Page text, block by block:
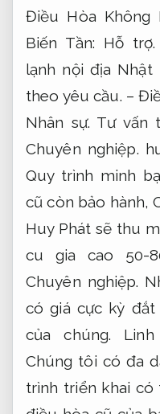
Điều Hòa Không
Biến Tần: Hỗ trợ.
lạnh nội địa Nhật
theo yêu cầu. –
Nhân sự. Tư vấn
Chuyên nghiệp.
Quy trình minh
cũ còn bảo hành,
Huy Phát sẽ thu
cu gia cao 50-
Chuyên nghiệp.
có giá cực kỳ
của chúng.
Chúng tôi có đa
trình triển khai có